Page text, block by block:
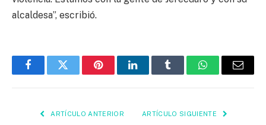
alcaldesa”, escribió.
FacebookTwitter PinterestLinkedInTumblr WhatsAppEmail
ARTÍCULO ANTERIOR ARTÍCULO SIGUIENTE